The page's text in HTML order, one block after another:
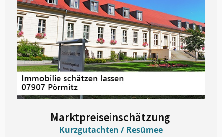
Marktpreiseinschätzung ​
Kurzgutachten / Resümee